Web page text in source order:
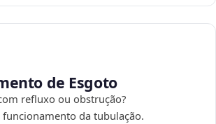
de Esgoto
refluxo ou obstrução?
da tubulação.